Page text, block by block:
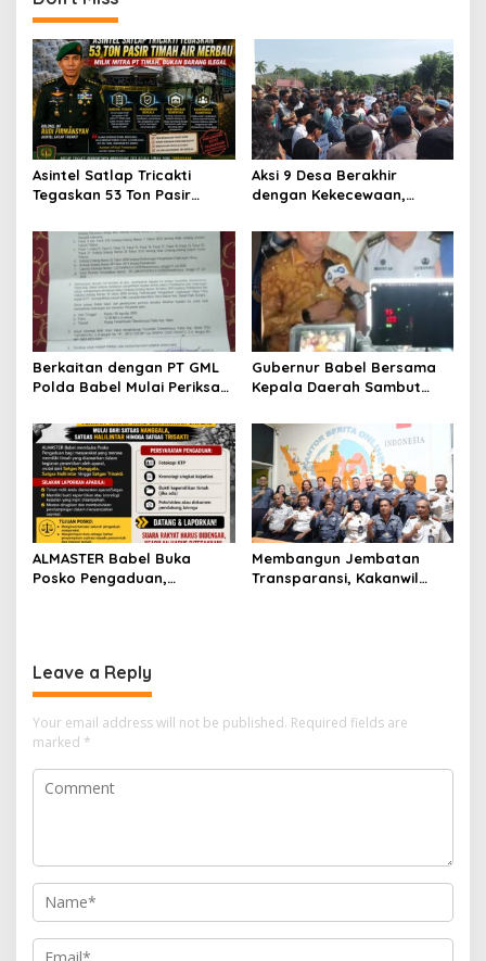
v
i
g
a
t
i
n
Asintel Satlap Tricakti
Tegaskan 53 Ton Pasir
Berstatus Mitra PT Timah,
Minta Publik Hormati
Proses Hukum
Aksi 9 Desa Berakhir
dengan Kekecewaan,
Menjawab Persoalan
Plasma 30 Tahun,
Masyarakat Siapkan Mosi
Tidak Percaya
Berkaitan dengan PT GML
Polda Babel Mulai Periksa
Minta Delapan Kades Lain
Ikut Dipanggil
Gubernur Babel Bersama
Kepala Daerah Sambut
Dukbangga/BKKBN RI di
Bangka Belitung
ALMASTER Babel Buka
Posko Pengaduan,
Membangun Jembatan
Transparansi, Kakanwil
Leave a Reply
Your email address will not be published. Required fields are
marked *